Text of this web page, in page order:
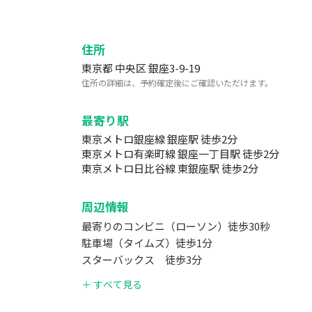
住所
東京都 中央区 銀座3-9-19
住所の詳細は、予約確定後にご確認いただけます。
最寄り駅
東京メトロ銀座線 銀座駅 徒歩2分
東京メトロ有楽町線 銀座一丁目駅 徒歩2分
東京メトロ日比谷線 東銀座駅 徒歩2分
周辺情報
最寄りのコンビニ（ローソン）徒歩30秒
駐車場（タイムズ）徒歩1分
スターバックス 徒歩3分
＋ すべて見る